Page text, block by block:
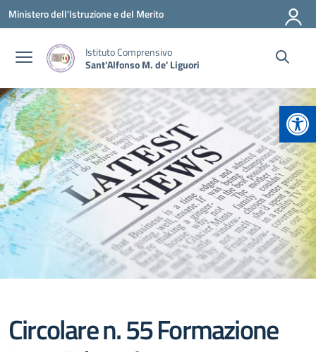
Vai ai contenuti
Vai al menu di navigazione
Vai al footer
Ministero dell'Istruzione e del Merito
Istituto Comprensivo
Sant'Alfonso M. de' Liguori
Circolare n. 55 Formazione